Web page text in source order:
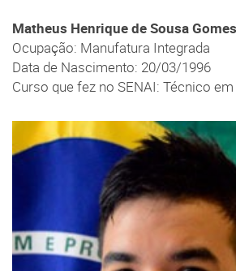
Matheus Henrique de Sousa Gomes
Ocupação: Manufatura Integrada
Data de Nascimento: 20/03/1996
Curso que fez no SENAI: Técnico